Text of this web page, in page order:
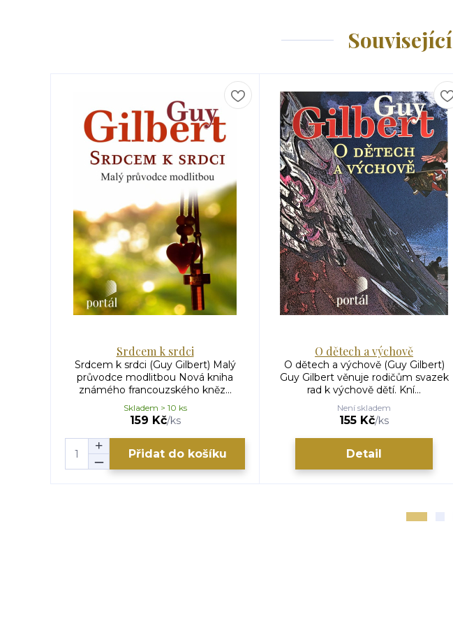
Srdcem k srdci
Srdcem k srdci (Guy Gilbert) Malý
průvodce modlitbou Nová kniha
známého francouzského kněz...
159 Kč/ks
Skladem > 10 ks
Přidat do košíku
O dětech a výchově
O dětech a výchově (Guy Gilbert)
Guy Gilbert věnuje rodičům svazek
rad k výchově dětí. Kní...
155 Kč/ks
Není skladem
Detail